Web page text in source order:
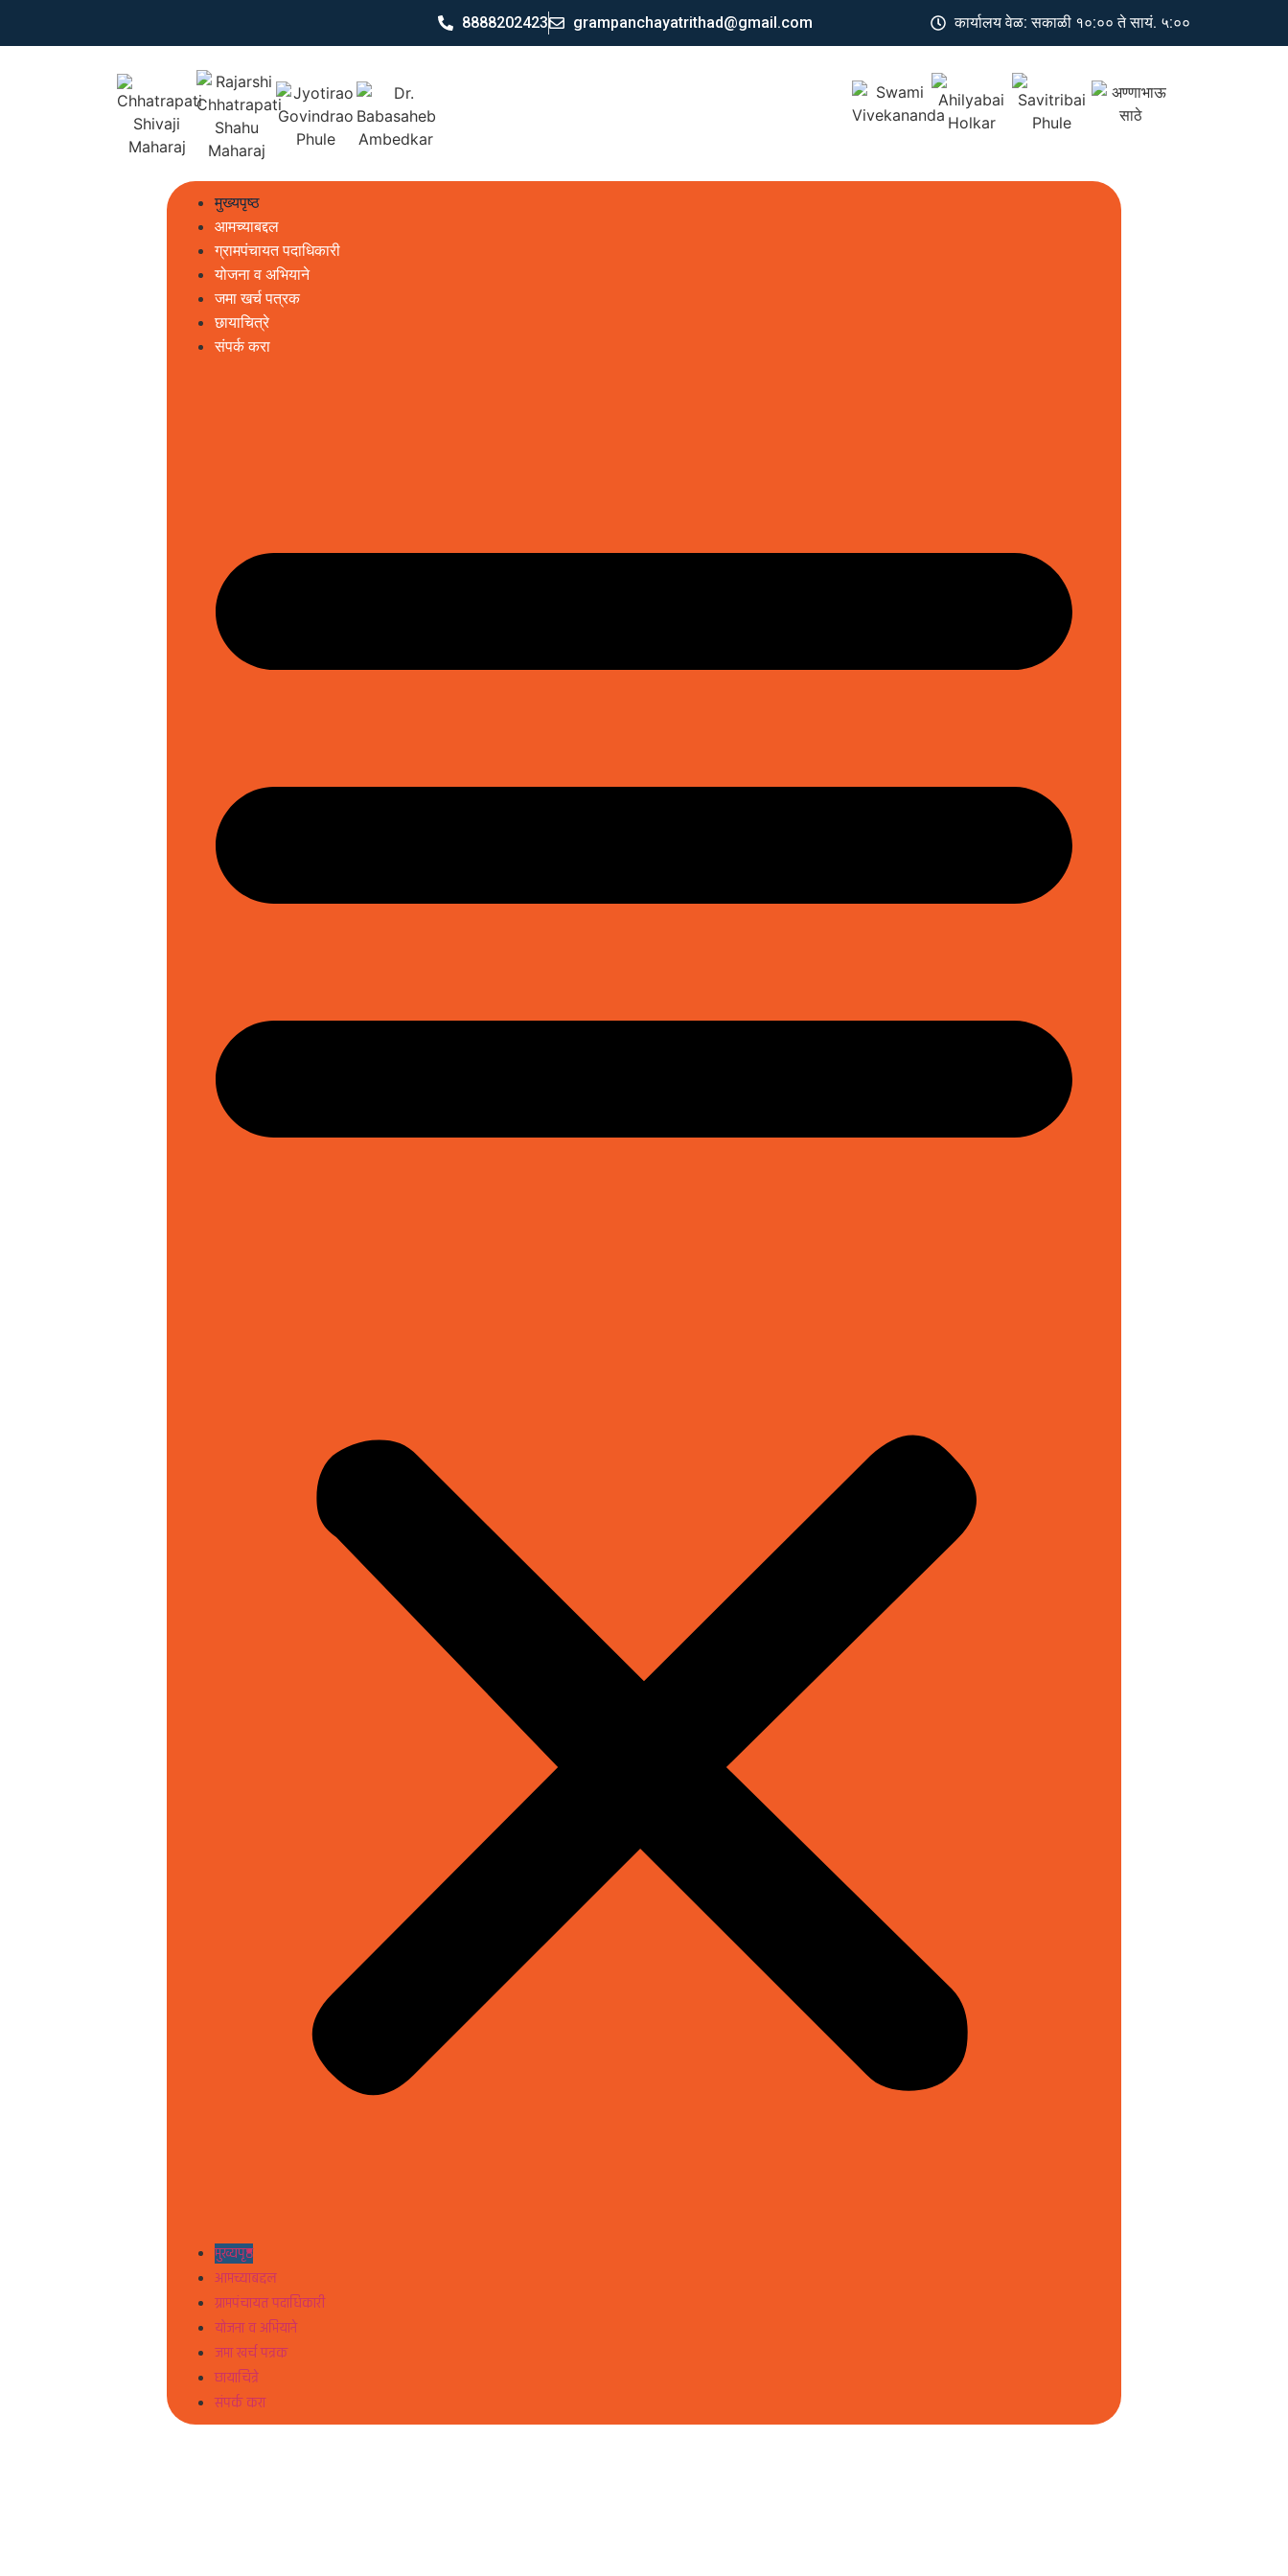
8888202423 grampanchayatrithad@gmail.com कार्यालय वेळ: सकाळी १०:०० ते सायं. ५:००
मुख्यपृष्ठ
आमच्याबद्दल
ग्रामपंचायत पदाधिकारी
योजना व अभियाने
जमा खर्च पत्रक
छायाचित्रे
संपर्क करा
मुख्यपृष्ठ
आमच्याबद्दल
ग्रामपंचायत पदाधिकारी
योजना व अभियाने
जमा खर्च पत्रक
छायाचित्रे
संपर्क करा